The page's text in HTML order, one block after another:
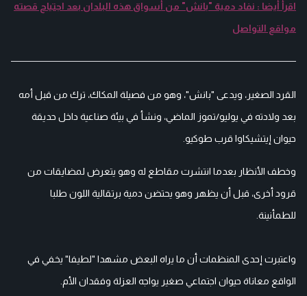
اقرأ أيضا : نفاد دمية "بانش" من أسواق هذه البلدان بعد اجتياح قصته
مواقع التواصل
القرد الصغير، ويدعى "بانش"، وهو من فصيلة المكاك، ترك من قبل أمه
بعد ولادته في يوليو/تموز الماضي، ونشأ في بيئة صناعية داخل حديقة
حيوان إيتشيكاوا قرب طوكيو.
وخطف الأنظار بعدما انتشرت مقاطع له وهو يتعرض لمضايقات من
قرود أخرى، قبل أن يظهر وهو يحتضن دمية برتقالية اللون طلبا
للطمأنينة.
واعتبرت إحدى المنظمات أن ما يراه البعض مشهدا "لطيفا" يخفي في
الواقع معاناة حيوان اجتماعي صغير يواجه العزلة وفقدان الأم.